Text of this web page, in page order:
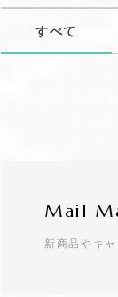
すべて
Mail
新商品やキ